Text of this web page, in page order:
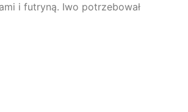
i futryną. Iwo potrzebował